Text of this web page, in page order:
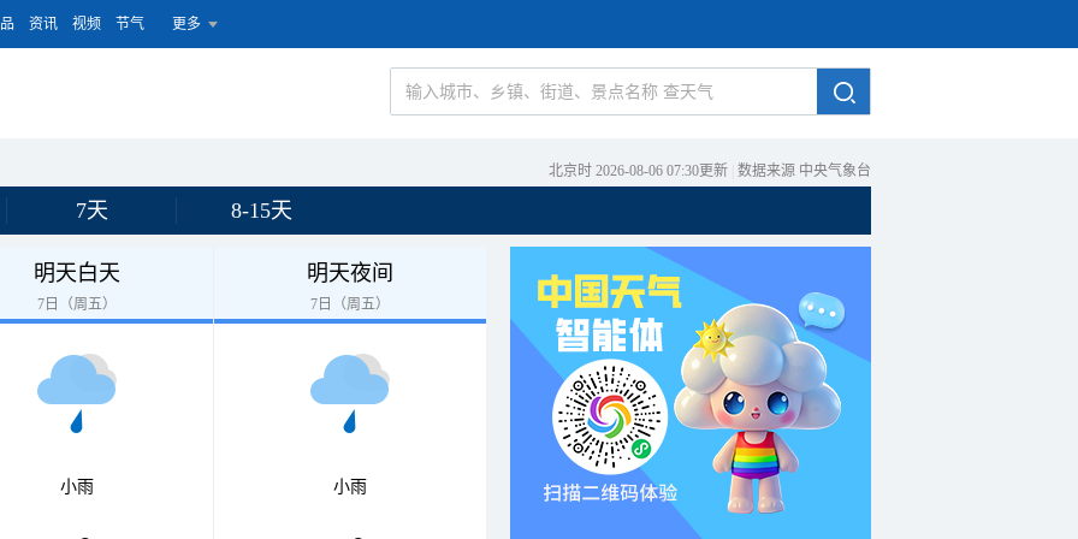
资讯 视频 节气 更多
北京时 2026-08-06 07:30更新 数据来源 中央气象台
7天 8-15天
明天白天
7日（周五）
小雨
明天夜间
7日（周五）
小雨